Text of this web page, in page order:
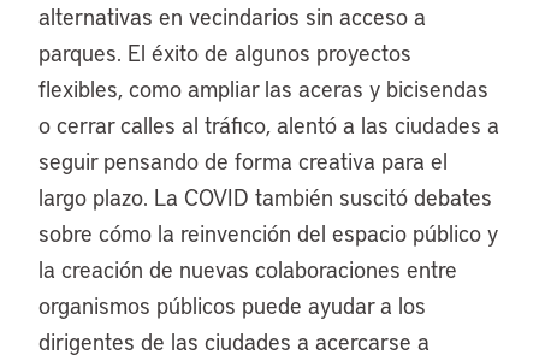
alternativas en vecindarios sin acceso a
parques. El éxito de algunos proyectos
flexibles, como ampliar las aceras y bicisendas
o cerrar calles al tráfico, alentó a las ciudades a
seguir pensando de forma creativa para el
largo plazo. La COVID también suscitó debates
sobre cómo la reinvención del espacio público y
la creación de nuevas colaboraciones entre
organismos públicos puede ayudar a los
dirigentes de las ciudades a acercarse a